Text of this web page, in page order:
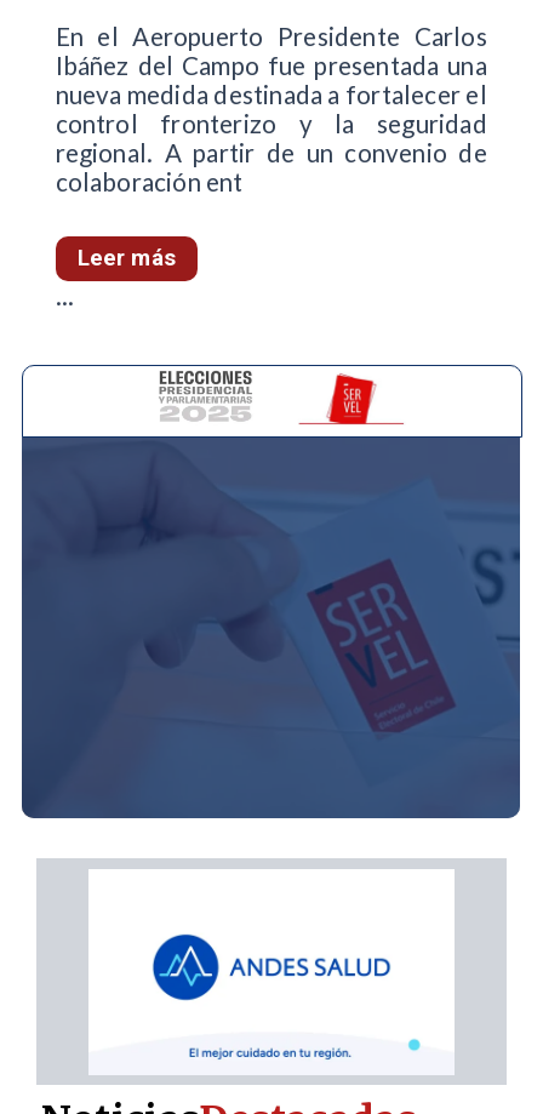
En el Aeropuerto Presidente Carlos
Ibáñez del Campo fue presentada una
nueva medida destinada a fortalecer el
control fronterizo y la seguridad
regional. A partir de un convenio de
colaboración ent
Leer más
...